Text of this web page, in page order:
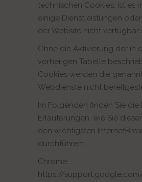
technischen Cookies, ist es
einige Dienstleistungen
der Website nicht verfügbar
Ohne die Aktivierung der in
vorherigen Tabelle
Cookies werden die
Webdienste nicht
Im Folgenden finden Sie die
Erläuterungen, wie Sie
den wichtigsten
durchführen:
Chrome:
https://